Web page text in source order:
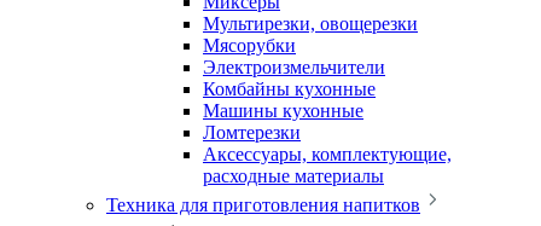
Мультирезки, овощерезки
Мясорубки
Электроизмельчители
Комбайны кухонные
Машины кухонные
Ломтерезки
Аксессуары, комплектующие,
расходные материалы
Техника для приготовления напитков